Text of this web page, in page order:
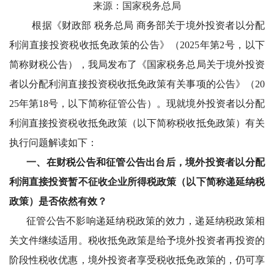
来源：国家税务总局
根据《财政部 税务总局 商务部关于境外投资者以分配
利润直接投资税收抵免政策的公告》（2025年第2号，以下
简称财税公告），我局发布了《国家税务总局关于境外投资
者以分配利润直接投资税收抵免政策有关事项的公告》（20
25年第18号，以下简称征管公告）。现就境外投资者以分配
利润直接投资税收抵免政策（以下简称税收抵免政策）有关
执行问题解读如下：
一、在财税公告和征管公告出台后，境外投资者以分配
利润直接投资暂不征收企业所得税政策（以下简称递延纳税
政策）是否依然有效？
征管公告不影响递延纳税政策的效力，递延纳税政策相
关文件继续适用。税收抵免政策是给予境外投资者再投资的
阶段性税收优惠，境外投资者享受税收抵免政策的，仍可享